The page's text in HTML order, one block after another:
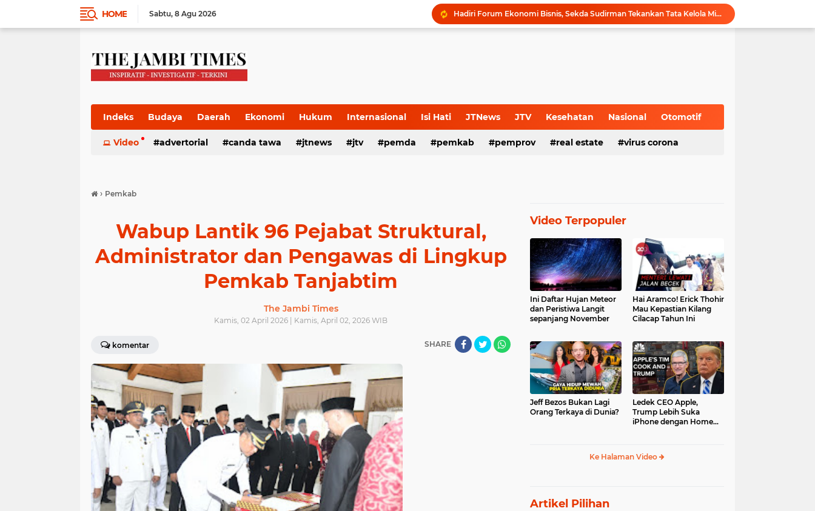
HOME Sabtu 8 Agu 2026
Hadiri Forum Ekonomi Bisnis, Sekda Sudirman Tekankan Tata Kelola Migas dengan Memperhatikan Aspek Lingkungan
Gubernur Al Haris Buka PKKMB Poltekkes Kemenkes Jambi, Tekankan Peran Strategis Tenaga Kesehatan dan Promosi Kesehatan
Gubernur Al Haris Harap Kenduri Sko Jadi Pemersatu dan Dorong Perbaikan Sarana Desa
Indeks Budaya Daerah Ekonomi Hukum Internasional Isi Hati JTNews JTV Kesehatan Nasional Otomotif
Pemkab Pemprov Politik Press Release Sport TNI POLRI TNI-Polri
Video advertorial canda tawa jtnews jtv pemda pemkab pemprov real estate virus corona
› Pemkab
Wabup Lantik 96 Pejabat Struktural,
Administrator dan Pengawas di Lingkup
Pemkab Tanjabtim
The Jambi Times
Kamis, 02 April 2026 | Kamis, April 02, 2026 WIB
komentar SHARE
Video Terpopuler
Ini Daftar Hujan Meteor
dan Peristiwa Langit
sepanjang November
Hai Aramco! Erick Thohir
Mau Kepastian Kilang
Cilacap Tahun Ini
Jeff Bezos Bukan Lagi
Orang Terkaya di Dunia?
Ledek CEO Apple,
Trump Lebih Suka
iPhone dengan Home
Ke Halaman Video
Artikel Pilihan